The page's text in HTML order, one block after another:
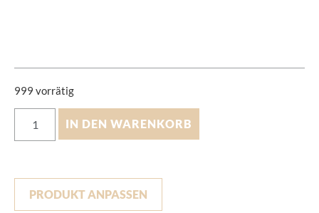
999 vorrätig
IN DEN WARENKORB
PRODUKT ANPASSEN